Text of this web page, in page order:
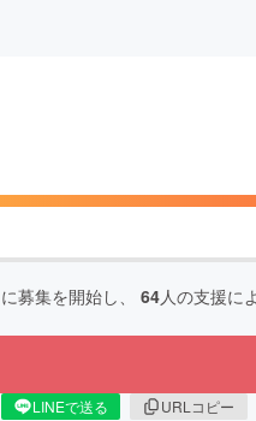
に募集を開始し、 64人の支援に
LINEで送る URLコピー